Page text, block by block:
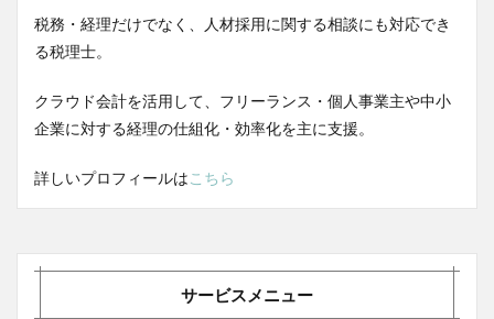
税務・経理だけでなく、人材採用に関する相談にも対応でき
る税理士。
クラウド会計を活用して、フリーランス・個人事業主や中小
企業に対する経理の仕組化・効率化を主に支援。
詳しいプロフィールは こちら
サービスメニュー